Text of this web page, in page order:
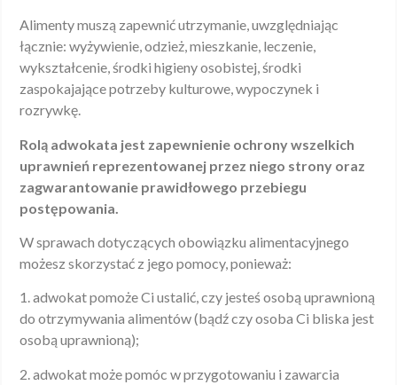
Alimenty muszą zapewnić utrzymanie, uwzględniając
łącznie: wyżywienie, odzież, mieszkanie, leczenie,
wykształcenie, środki higieny osobistej, środki
zaspokajające potrzeby kulturowe, wypoczynek i
rozrywkę.
Rolą adwokata jest zapewnienie ochrony wszelkich
uprawnień reprezentowanej przez niego strony oraz
zagwarantowanie prawidłowego przebiegu
postępowania.
W sprawach dotyczących obowiązku alimentacyjnego
możesz skorzystać z jego pomocy, ponieważ:
1. adwokat pomoże Ci ustalić, czy jesteś osobą uprawnioną
do otrzymywania alimentów (bądź czy osoba Ci bliska jest
osobą uprawnioną);
2. adwokat może pomóc w przygotowaniu i zawarcia